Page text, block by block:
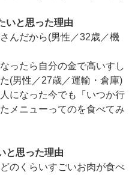
いと思った理由
んだから(男性／32歳／機
ったら自分の金で高いすし
(男性／27歳／運輸・倉庫)
になった今でも「いつか行
メニューってのを食べてみ
と思った理由
のくらいすごいお肉が食べ